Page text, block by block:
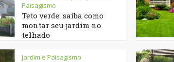
Paisagismo
Teto verde: saiba como
montar seu jardim no
telhado
Jardim e Paisagismo